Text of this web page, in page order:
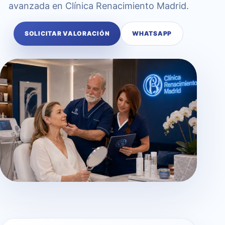
avanzada en Clínica Renacimiento Madrid.
SOLICITAR VALORACIÓN WHATSAPP